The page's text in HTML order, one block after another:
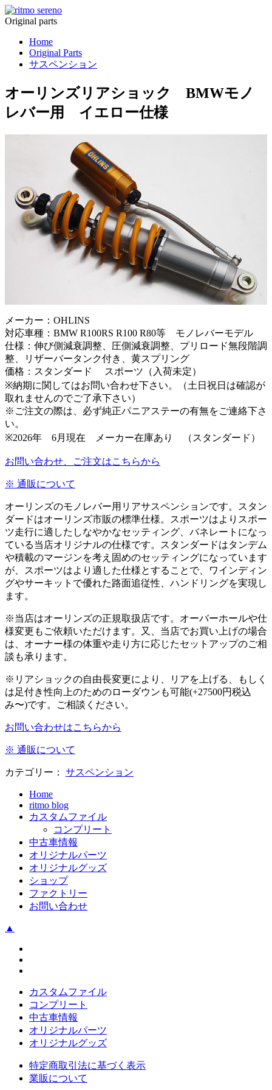
Original parts
Home
Original Parts
サスペンション
オーリンズリアショック BMWモノ
レバー用 イエロー仕様
メーカー：OHLINS
対応車種：BMW R100RS R100 R80等 モノレバーモデル
仕様：伸び側減衰調整、圧側減衰調整、プリロード無段階調
整、リザーバータンク付き、黄スプリング
価格：スタンダード スポーツ（入荷未定）
※納期に関してはお問い合わせ下さい。（土日祝日は確認が
取れませんのでご了承下さい）
※ご注文の際は、必ず純正パニアステーの有無をご連絡下さ
い。
※2026年 6月現在 メーカー在庫あり （スタンダード）
お問い合わせ、ご注文はこちらから
※ 通販について
オーリンズのモノレバー用リアサスペンションです。スタン
ダードはオーリンズ市販の標準仕様。スポーツはよりスポー
ツ走行に適したしなやかなセッティング、バネレートになっ
ている当店オリジナルの仕様です。スタンダードはタンデム
や積載のマージンを考え固めのセッティングになっています
が、スポーツはより適した仕様とすることで、ワインディン
グやサーキットで優れた路面追従性、ハンドリングを実現し
ます。
※当店はオーリンズの正規取扱店です。オーバーホールや仕
様変更もご依頼いただけます。又、当店でお買い上げの場合
は、オーナー様の体重や走り方に応じたセットアップのご相
談も承ります。
※リアショックの自由長変更により、リアを上げる、もしく
は足付き性向上のためのローダウンも可能(+27500円税込
み〜)です。ご相談ください。
お問い合わせはこちらから
※ 通販について
カテゴリー： サスペンション
Home
ritmo blog
カスタムファイル
コンプリート
中古車情報
オリジナルパーツ
オリジナルグッズ
ショップ
ファクトリー
お問い合わせ
▲
カスタムファイル
コンプリート
中古車情報
オリジナルパーツ
オリジナルグッズ
特定商取引法に基づく表示
業販について